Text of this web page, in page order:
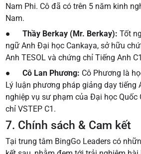
Nam Phi. Cô đã có trên 5 năm kinh
Nam.
● Thầy Berkay (Mr. Berkay): Tốt
ngữ Anh Đại học Cankaya, sở hữu
Anh TESOL và chứng chỉ Tiếng Anh
● Cô Lan Phương: Cô Phương là
Lý luận phương pháp giảng dạy tiếng
nghiệp vụ sư phạm của Đại học Quốc
chỉ VSTEP C1.
7. Chính sách & Cam kết
Tại trung tâm BingGo Leaders có